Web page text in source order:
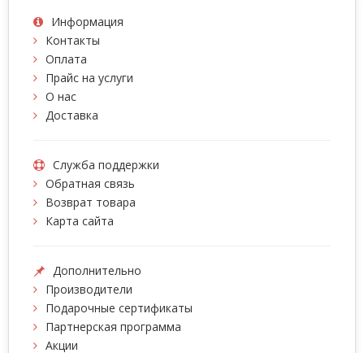
Информация
Контакты
Оплата
Прайс на услуги
О нас
Доставка
Служба поддержки
Обратная связь
Возврат товара
Карта сайта
Дополнительно
Производители
Подарочные сертификаты
Партнерская программа
Акции